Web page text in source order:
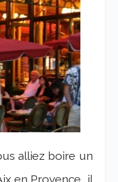
alliez boire un
en Provence, il